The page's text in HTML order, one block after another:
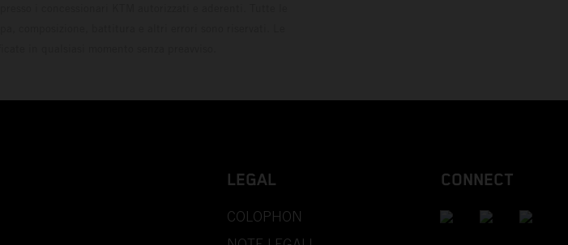
LEGAL
COLOPHON
CONNECT